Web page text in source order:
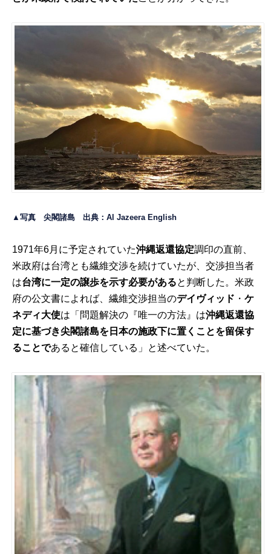
▲写真 尖閣諸島 出典：Al Jazeera English
1971年6月に予定されていた沖縄返還協定調印の直前、
米政府は台湾とも繊維交渉を続けていたが、交渉担当者
は台湾に一定の譲歩を示す必要があると判断した。米政
府の公文書によれば、繊維交渉担当のデイヴィッド ・ケ
ネディ大使は「問題解決の『唯一の方法』は沖縄返還協
定に基づき尖閣諸島を日本の施政下に置くことを留保す
ることであると確信している」と述べていた。